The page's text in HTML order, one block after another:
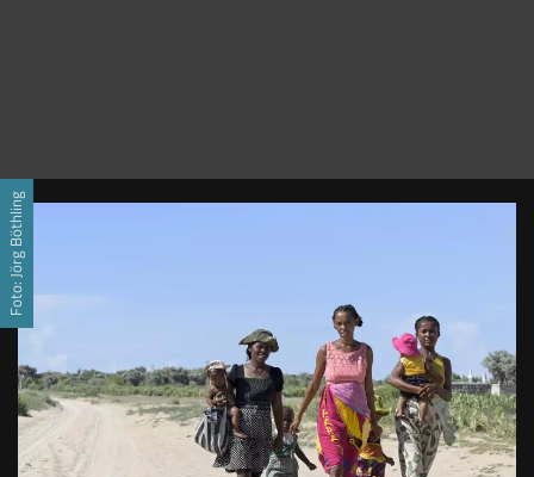
Foto: Jörg Böthling